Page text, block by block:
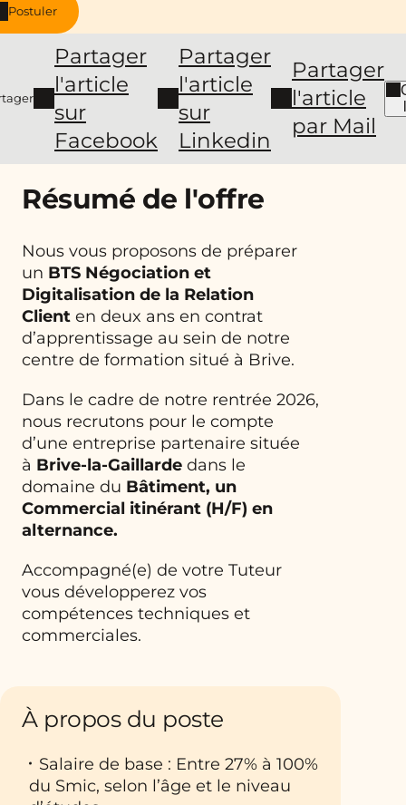
Postuler
Partager
l'article
sur
Facebook
Partager
l'article
sur
Linkedin
Partager
l'article
par Mail
Résumé de l'offre
Nous vous proposons de préparer
un BTS Négociation et
Digitalisation de la Relation
Client en deux ans en contrat
d’apprentissage au sein de notre
centre de formation situé à Brive.
Dans le cadre de notre rentrée 2026,
nous recrutons pour le compte
d’une entreprise partenaire située
à Brive-la-Gaillarde dans le
domaine du Bâtiment, un
Commercial itinérant (H/F) en
alternance.
Accompagné(e) de votre Tuteur
vous développerez vos
compétences techniques et
commerciales.
À propos du poste
Salaire de base : Entre 27% à 100%
du Smic, selon l’âge et le niveau